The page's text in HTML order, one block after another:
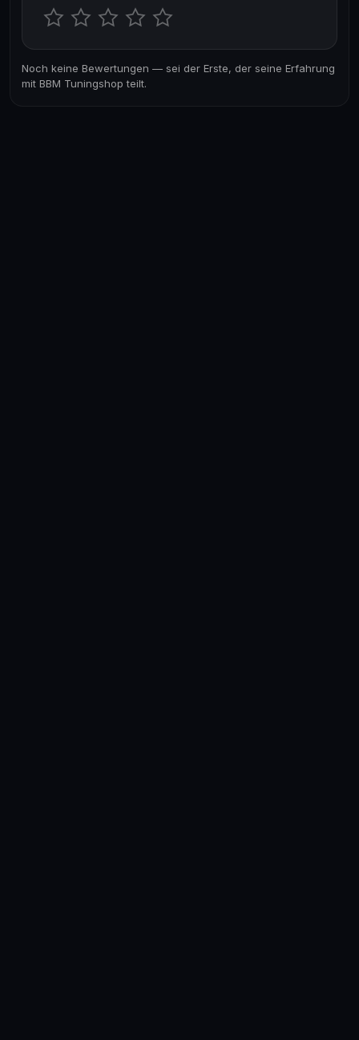
Noch keine Bewertungen — sei der Erste, der seine Erfahrung
mit BBM Tuningshop teilt.